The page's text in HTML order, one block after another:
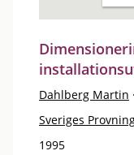
Dahlberg Martin ·
Sveriges
1995